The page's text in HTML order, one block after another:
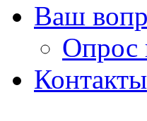
Ваш
Опрос
Контакты